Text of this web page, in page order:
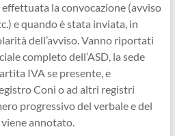
la convocazione (avviso
e quando è stata inviata, in
dell’avviso. Vanno riportati
completo dell’ASD, la sede
IVA se presente, e
Coni o ad altri registri
progressivo del verbale e del
annotato.